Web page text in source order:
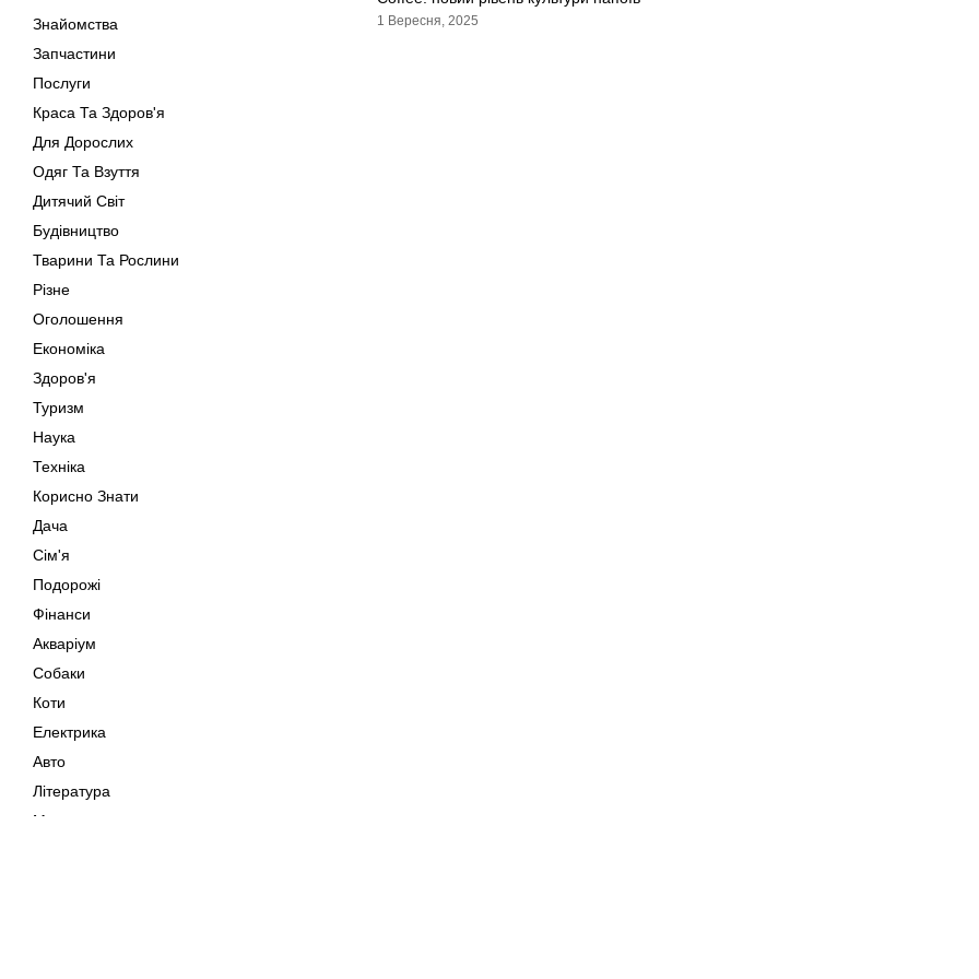
Знайомства
Запчастини
Послуги
Краса Та Здоров'я
Для Дорослих
Одяг Та Взуття
Дитячий Світ
Будівництво
Тварини Та Рослини
Різне
Оголошення
Економіка
Здоров'я
Туризм
Наука
Техніка
Корисно Знати
Дача
Сім'я
Подорожі
Фінанси
Акваріум
Собаки
Коти
Електрика
Авто
Література
Музика
1 Вересня, 2025